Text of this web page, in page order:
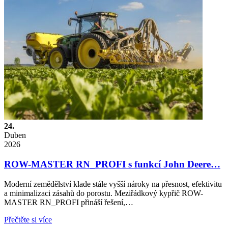
24.
Duben
2026
ROW-MASTER RN_PROFI s funkcí John Deere…
Moderní zemědělství klade stále vyšší nároky na přesnost, efektivitu
a minimalizaci zásahů do porostu. Meziřádkový kypřič ROW-
MASTER RN_PROFI přináší řešení,…
Přečtěte si více